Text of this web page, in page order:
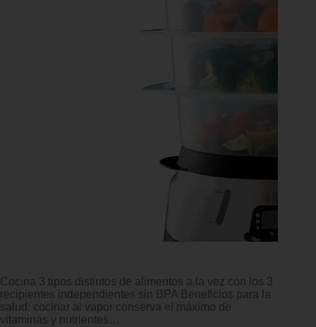
Cocina 3 tipos distintos de alimentos a la vez con los 3
recipientes independientes sin BPA Beneficios para la
salud: cocinar al vapor conserva el máximo de
vitaminas y nutrientes…